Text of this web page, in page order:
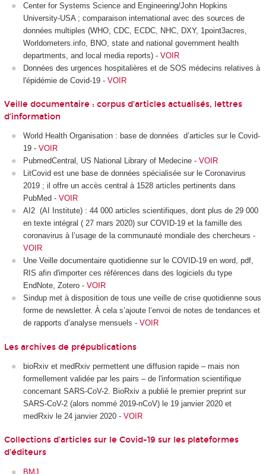
Center for Systems Science and Engineering/John Hopkins
University-USA ; comparaison international avec des sources de
données multiples (WHO, CDC, ECDC, NHC, DXY, 1point3acres,
Worldometers.info, BNO, state and national government health
departments, and local media reports) - VOIR
Données des urgences hospitalières et de SOS médecins relatives à
l'épidémie de Covid-19 - VOIR
Veille documentaire : corpus d’articles actualisés, lettres
d’information
World Health Organisation : base de données d’articles sur le Covid-
19 - VOIR
PubmedCentral, US National Library of Medecine - VOIR
LitCovid est une base de données spécialisée sur le Coronavirus
2019 ; il offre un accès central à 1528 articles pertinents dans
PubMed - VOIR
AI2 (AI Institute) : 44 000 articles scientifiques, dont plus de 29 000
en texte intégral ( 27 mars 2020) sur COVID-19 et la famille des
coronavirus à l’usage de la communauté mondiale des chercheurs -
VOIR
Une Veille documentaire quotidienne sur le COVID-19 en word, pdf,
RIS afin d'importer ces références dans des logiciels du type
EndNote, Zotero - VOIR
Sindup met à disposition de tous une veille de crise quotidienne sous
forme de newsletter. À cela s’ajoute l’envoi de notes de tendances et
de rapports d’analyse mensuels - VOIR
Les archives de prépublications
bioRxiv et medRxiv permettent une diffusion rapide – mais non
formellement validée par les pairs – de l'information scientifique
concernant SARS-CoV-2. BioRxiv a publié le premier preprint sur
SARS-CoV-2 (alors nommé 2019-nCoV) le 19 janvier 2020 et
medRxiv le 24 janvier 2020 - VOIR
Collections d’articles sur le Covid-19 sur les plateformes
d’éditeurs
BMJ